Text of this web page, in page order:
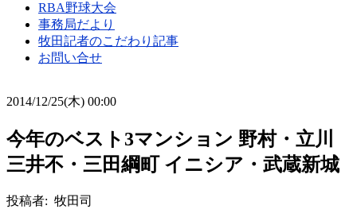
RBA野球大会
事務局だより
牧田記者のこだわり記事
お問い合せ
2014/12/25(木) 00:00
今年のベスト3マンション 野村・立川
三井不・三田綱町 イニシア・武蔵新城
投稿者: 牧田司